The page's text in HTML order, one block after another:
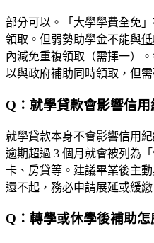
部分可以。「大學學費全免
領取 。但弱勢助學金不能與
內減免重複領取 （需擇一）
以與政府補助同時領取，但
Q：就學貸款會影響信用
就學貸款本身不會影響信用
逾期超過 3 個月就會被列為
卡、房貸等。建議畢業後主
還不起，務必申請展延或緩
Q：轉學或休學後補助怎